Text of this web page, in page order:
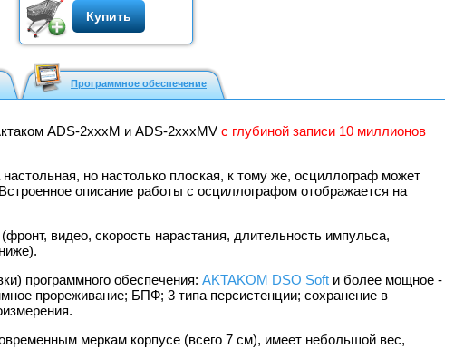
Купить
Программное обеспечение
ADS-2ххxM и ADS-2хххMV с глубиной записи 10 миллионов
но настолько плоская, к тому же, осциллограф может
описание работы с осциллографом отображается на
видео, скорость нарастания, длительность импульса,
программного обеспечения: AKTAKOM DSO Soft и более мощное -
прореживание; БПФ; 3 типа персистенции; сохранение в
меркам корпусе (всего 7 см), имеет небольшой вес,